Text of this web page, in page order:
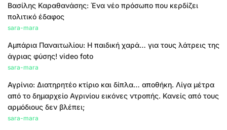
Βασίλης Καραθανάσης: Ένα νέο πρόσωπο που κερδίζει
πολιτικό έδαφος
sara-mara
Αμπάρια Παναιτωλίου: Η παιδική χαρά… για τους λάτρεις της
άγριας φύσης! video foto
sara-mara
Αγρίνιο: Διατηρητέο κτίριο και δίπλα… αποθήκη. Λίγα μέτρα
από το δημαρχείο Αγρινίου εικόνες ντροπής. Κανείς από τους
αρμόδιους δεν βλέπει;
sara-mara